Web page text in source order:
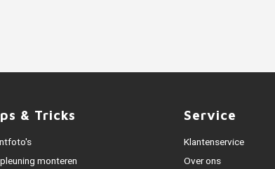
& Tricks
monteren
Service
Klantenservice
Over ons